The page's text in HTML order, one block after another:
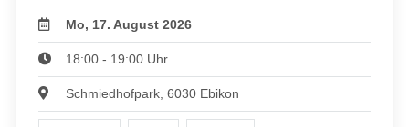
Mo, 17. August 2026
18:00 - 19:00 Uhr
Schmiedhofpark, 6030 Ebikon